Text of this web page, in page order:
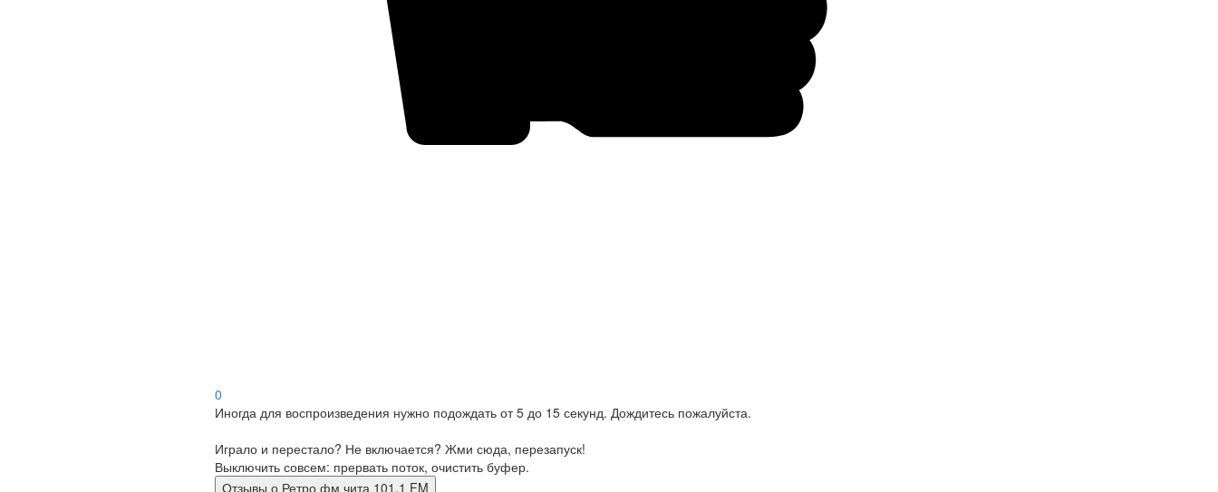
0
Иногда для воспроизведения нужно подождать от 5 до 15 секунд. Дождитесь пожалуйста.
Играло и перестало? Не включается? Жми сюда, перезапуск!
Выключить совсем: прервать поток, очистить буфер.
Отзывы о Ретро фм чита 101.1 FM